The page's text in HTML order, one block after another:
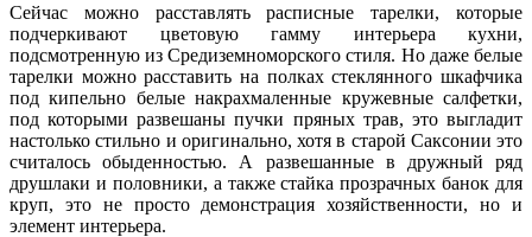
Сейчас можно расставлять расписные тарелки, которые
подчеркивают цветовую гамму интерьера кухни,
подсмотренную из Средиземноморского стиля. Но даже белые
тарелки можно расставить на полках стеклянного шкафчика
под кипельно белые накрахмаленные кружевные салфетки,
под которыми развешаны пучки пряных трав, это выгладит
настолько стильно и оригинально, хотя в старой Саксонии это
считалось обыденностью. А развешанные в дружный ряд
друшлаки и половники, а также стайка прозрачных банок для
круп, это не просто демонстрация хозяйственности, но и
элемент интерьера.